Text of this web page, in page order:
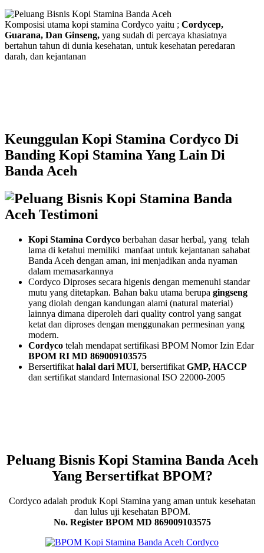
Komposisi utama kopi stamina Cordyco yaitu ; Cordycep,
Guarana, Dan Ginseng, yang sudah di percaya khasiatnya
bertahun tahun di dunia kesehatan, untuk kesehatan peredaran
darah, dan kejantanan
Keunggulan Kopi Stamina Cordyco Di
Banding Kopi Stamina Yang Lain Di
Banda Aceh
Kopi Stamina Cordyco berbahan dasar herbal, yang telah
lama di ketahui memiliki manfaat untuk kejantanan sahabat
Banda Aceh dengan aman, ini menjadikan anda nyaman
dalam memasarkannya
Cordyco Diproses secara higenis dengan memenuhi standar
mutu yang ditetapkan. Bahan baku utama berupa gingseng
yang diolah dengan kandungan alami (natural material)
lainnya dimana diperoleh dari quality control yang sangat
ketat dan diproses dengan menggunakan permesinan yang
modern.
Cordyco telah mendapat sertifikasi BPOM Nomor Izin Edar
BPOM RI MD 869009103575
Bersertifikat halal dari MUI, bersertifikat GMP, HACCP
dan sertifikat standard Internasional ISO 22000-2005
Peluang Bisnis Kopi Stamina Banda Aceh
Yang Bersertifkat BPOM?
Cordyco adalah produk Kopi Stamina yang aman untuk kesehatan
dan lulus uji kesehatan BPOM.
No. Register BPOM MD 869009103575